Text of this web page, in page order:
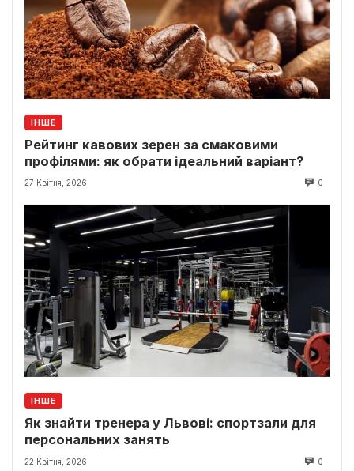
ІНШЕ
Рейтинг кавових зерен за смаковими
профілями: як обрати ідеальний варіант?
27 Квітня, 2026 0
ІНШЕ
Як знайти тренера у Львові: спортзали для
персональних занять
22 Квітня, 2026 0